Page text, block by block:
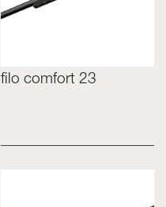
filo comfort 23